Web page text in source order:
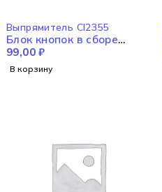
Выпрямитель CI2355
Блок кнопок в сборе
CI2355
99,00₽
В корзину